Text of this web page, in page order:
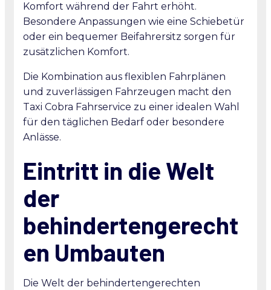
Komfort während der Fahrt erhöht.
Besondere Anpassungen wie eine Schiebetür
oder ein bequemer Beifahrersitz sorgen für
zusätzlichen Komfort.
Die Kombination aus flexiblen Fahrplänen
und zuverlässigen Fahrzeugen macht den
Taxi Cobra Fahrservice zu einer idealen Wahl
für den täglichen Bedarf oder besondere
Anlässe.
Eintritt in die Welt
der
behindertengerecht
en Umbauten
Die Welt der behindertengerechten